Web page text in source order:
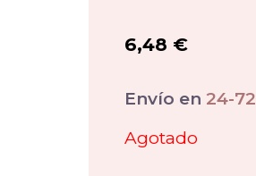
6,48 €
Envío en 24-72
Agotado